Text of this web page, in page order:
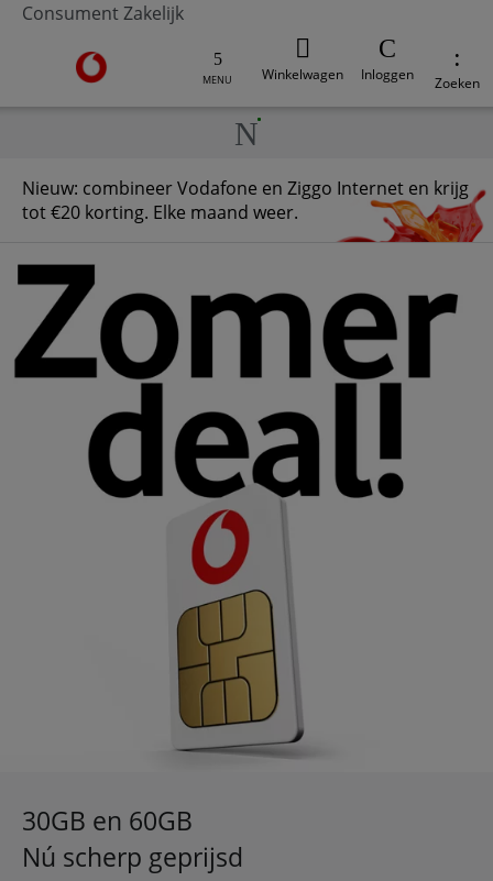
Consument Zakelijk
Ga naar de Vodafone homepage
MENU Winkelwagen Inloggen Zoeken
Nieuw: combineer Vodafone en Ziggo Internet en krijg
tot €20 korting. Elke maand weer.
30GB en 60GB
Nú scherp geprijsd